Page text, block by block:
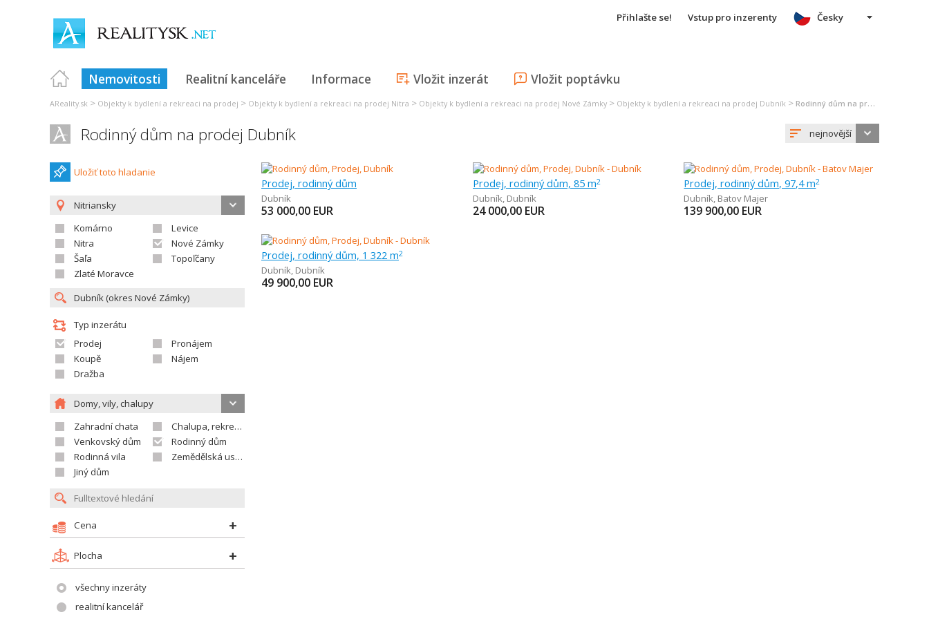
Přihlašte se! Vstup pro inzerenty
Nemovitosti Realitní kanceláře Informace Vložit inzerát Vložit poptávku
Česky
AReality.sk > Objekty k bydlení a rekreaci na prodej > Objekty k bydlení a rekreaci na prodej Nitra > Objekty k bydlení a rekreaci na prodej Nové Zámky > Objekty k bydlení a rekreaci na prodej Dubník > Rodinný dům na prodej Dubník
Rodinný dům na prodej Dubník nejnovější
Uložiť toto hladanie
Nitriansky
Komárno
Levice
Nitra
Nové Zámky
Šaľa
Topoľčany
Zlaté Moravce
Typ inzerátu
Prodej
Pronájem
Koupě
Nájem
Dražba
Domy, vily, chalupy
Zahradní chata
Chalupa, rekreační domek
Venkovský dům
Rodinný dům
Rodinná vila
Zemědělská usedlost
Jiný dům
Cena
Plocha
všechny inzeráty
realitní kancelář
Prodej, rodinný dům
Dubník
53 000,00 EUR
Prodej, rodinný dům, 85 m2
Dubník, Dubník
24 000,00 EUR
Prodej, rodinný dům, 97,4 m2
Dubník, Batov Majer
139 900,00 EUR
Prodej, rodinný dům, 1 322 m2
Dubník, Dubník
49 900,00 EUR